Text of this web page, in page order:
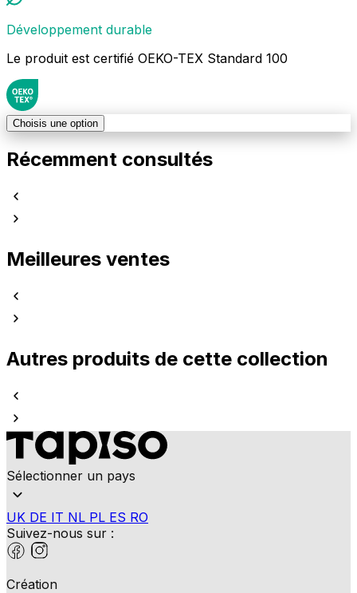
Développement durable
Le produit est certifié OEKO-TEX Standard 100
Choisis une option
Récemment consultés
Meilleures ventes
Autres produits de cette collection
Sélectionner un pays
UK DE IT NL PL ES RO
Suivez-nous sur :
Création